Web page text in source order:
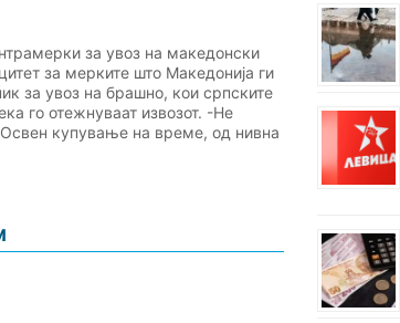
за увоз на македонски
за мерките што Македонија ги
за увоз на брашно, кои српските
го отежнуваат извозот. -Не
купување на време, од нивна